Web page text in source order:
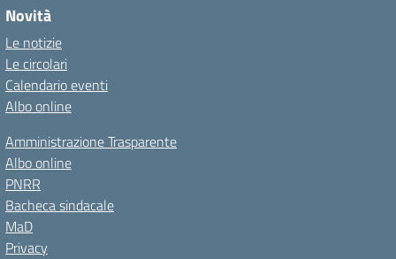
Novità
Le notizie
Le circolari
Calendario eventi
Albo online
Amministrazione Trasparente
Albo online
PNRR
Bacheca sindacale
MaD
Privacy